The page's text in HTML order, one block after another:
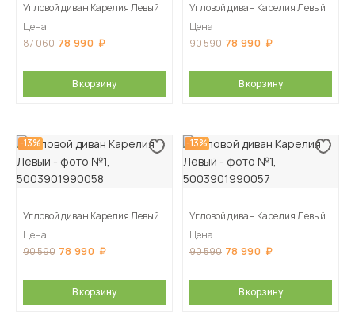
Угловой диван Карелия Левый
Цена
87 060 78 990
В корзину
Угловой диван Карелия Левый
Цена
90 590 78 990
В корзину
-13%
Угловой диван Карелия Левый
Цена
90 590 78 990
В корзину
-13%
Угловой диван Карелия Левый
Цена
90 590 78 990
В корзину